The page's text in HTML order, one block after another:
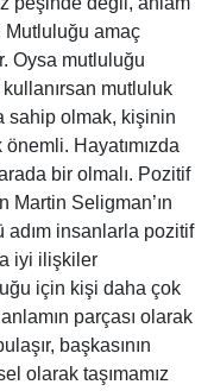
Mutluluğu amaç
Oysa mutluluğu
mutluluk
sahip olmak, kişinin
Hayatımızda
bir olmalı. Pozitif
Martin Seligman’ın
adım insanlarla pozitif
iyi ilişkiler
için kişi daha çok
parçası olarak
başkasının
olarak taşımamız